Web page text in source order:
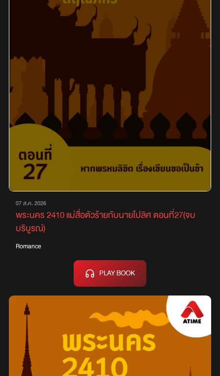
07 ส.ค. 2026
พระนคร 2410 แม่สื่อตัวร้ายกับนายโปลิศ ตอนที่27(จบ
บริบูรณ์)
Romance
PLAY BOOK